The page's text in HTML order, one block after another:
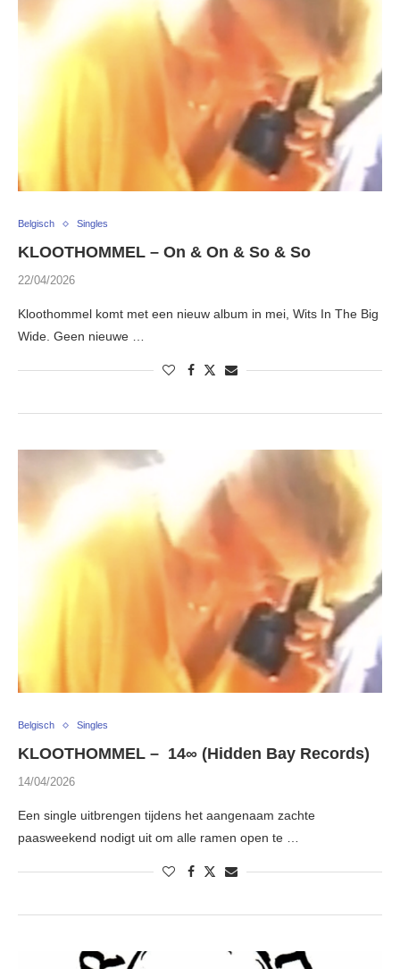
Belgisch Singles
KLOOTHOMMEL – On & On & So & So
22/04/2026
Kloothommel komt met een nieuw album in mei, Wits In The Big
Wide. Geen nieuwe …
Belgisch Singles
KLOOTHOMMEL – 14∞ (Hidden Bay Records)
14/04/2026
Een single uitbrengen tijdens het aangenaam zachte
paasweekend nodigt uit om alle ramen open te …